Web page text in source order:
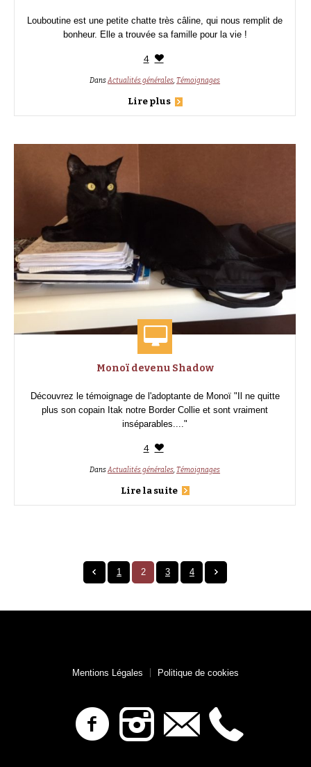
Louboutine est une petite chatte très câline, qui nous remplit de
bonheur. Elle a trouvée sa famille pour la vie !
4
DansActualités générales,Témoignages
Lire plus
Monoï devenu Shadow
Découvrez le témoignage de l'adoptante de Monoï "Il ne quitte
plus son copain Itak notre Border Collie et sont vraiment
inséparables...."
4
DansActualités générales,Témoignages
Lire la suite
1 2 3 4
Mentions Légales Politique de cookies